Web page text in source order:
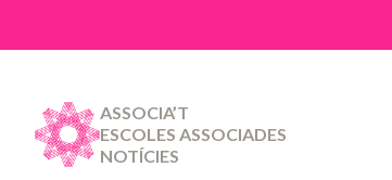
ASSOCIA’T
ESCOLES ASSOCIADES
NOTÍCIES